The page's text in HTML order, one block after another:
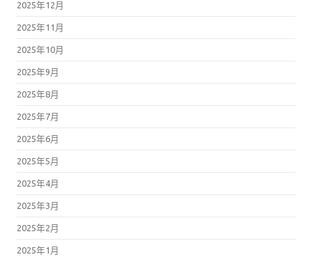
2025年12月
2025年11月
2025年10月
2025年9月
2025年8月
2025年7月
2025年6月
2025年5月
2025年4月
2025年3月
2025年2月
2025年1月